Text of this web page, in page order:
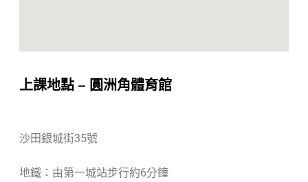
上課地點 – 圓洲角體育館
沙田銀城街35號
地鐵：由第一城站步行約6分鐘